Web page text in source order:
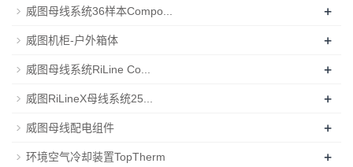
威图母线系统36样本Compo... +
威图机柜-户外箱体 +
威图母线系统RiLine Co... +
威图RiLineX母线系统25... +
威图母线配电组件 +
环境空气冷却装置TopTherm +